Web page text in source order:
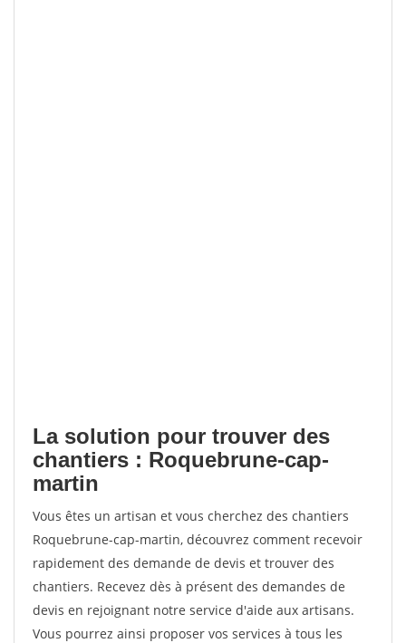
La solution pour trouver des
chantiers : Roquebrune-cap-
martin
Vous êtes un artisan et vous cherchez des chantiers
Roquebrune-cap-martin, découvrez comment recevoir
rapidement des demande de devis et trouver des
chantiers. Recevez dès à présent des demandes de
devis en rejoignant notre service d'aide aux artisans.
Vous pourrez ainsi proposer vos services à tous les